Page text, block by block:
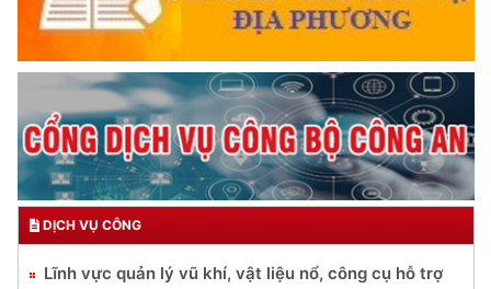
DỊCH VỤ CÔNG
Lĩnh vực quản lý vũ khí, vật liệu nổ, công cụ hỗ trợ